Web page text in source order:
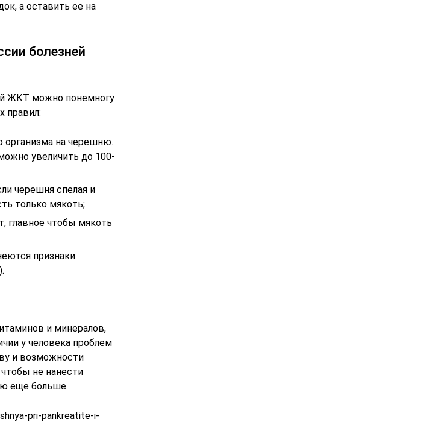
а оставить ее на
болезней
ЖКТ можно понемногу
правил:
организма на черешню.
увеличить до 100-
черешня спелая и
только мякоть;
главное чтобы мякоть
признаки
и минералов,
у человека проблем
и возможности
не нанести
еще больше.
pri-pankreatite-i-